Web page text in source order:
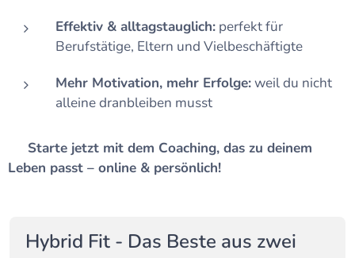
Effektiv & alltagstauglich: perfekt für
Berufstätige, Eltern und Vielbeschäftigte
Mehr Motivation, mehr Erfolge:weil du nicht
alleine dranbleiben musst
Starte jetzt mit dem Coaching, das zu deinem
Leben passt – online & persönlich!
Hybrid Fit - Das Beste aus zwei